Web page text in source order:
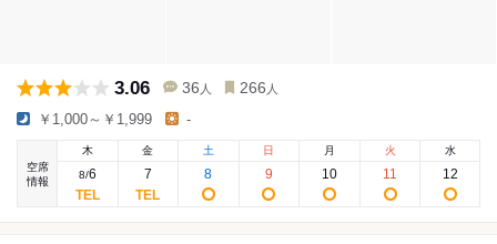
3.06 36 人 266 人
￥1,000～￥1,999 -
空席
情報
木
8/6
金
7
土
8
日
9
月
10
火
11
水
12